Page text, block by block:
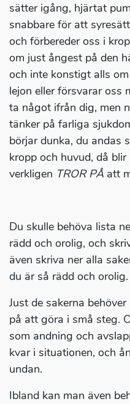
sätter igång, hjärtat
snabbare för att
och förbereder oss i
om just ångest på den
och inte konstigt alls
lejon eller försvarar oss
ta något ifrån dig, men
tänker på farliga
börjar dunka, du andas
kropp och huvud, då
verkligen TROR PÅ att
Du skulle behöva lista
rädd och orolig, och
även skriva ner alla
du är så rädd och orolig.
Just de sakerna
på att göra i små steg.
som andning och
kvar i situationen, och
undan.
Ibland kan man även